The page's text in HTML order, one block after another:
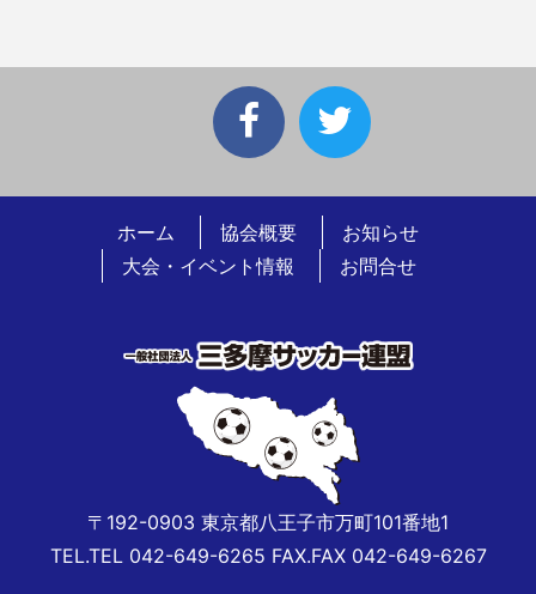
ホーム 協会概要
お知らせ
大会・イベント情報
お問合せ
〒192-0903 東京都八王子市万町101番地1
TEL.TEL 042-649-6265 FAX.FAX 042-649-6267